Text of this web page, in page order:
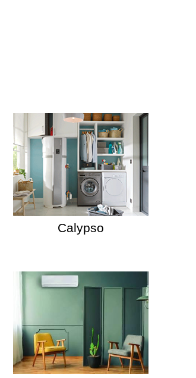
Calypso